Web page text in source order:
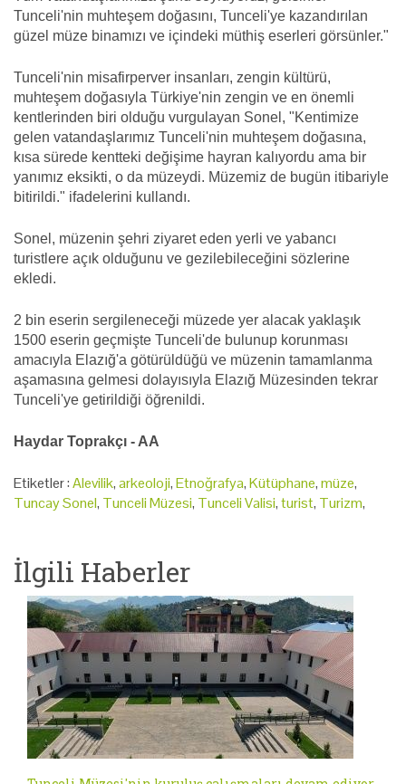
Tunceli'nin muhteşem doğasını, Tunceli'ye kazandırılan
güzel müze binamızı ve içindeki müthiş eserleri görsünler."
Tunceli'nin misafirperver insanları, zengin kültürü,
muhteşem doğasıyla Türkiye'nin zengin ve en önemli
kentlerinden biri olduğu vurgulayan Sonel, "Kentimize
gelen vatandaşlarımız Tunceli'nin muhteşem doğasına,
kısa sürede kentteki değişime hayran kalıyordu ama bir
yanımız eksikti, o da müzeydi. Müzemiz de bugün itibariyle
bitirildi." ifadelerini kullandı.
Sonel, müzenin şehri ziyaret eden yerli ve yabancı
turistlere açık olduğunu ve gezilebileceğini sözlerine
ekledi.
2 bin eserin sergileneceği müzede yer alacak yaklaşık
1500 eserin geçmişte Tunceli'de bulunup korunması
amacıyla Elazığ'a götürüldüğü ve müzenin tamamlanma
aşamasına gelmesi dolayısıyla Elazığ Müzesinden tekrar
Tunceli'ye getirildiği öğrenildi.
Haydar Toprakçı - AA
Etiketler :Alevilik,arkeoloji,Etnoğrafya,Kütüphane,müze,
Tuncay Sonel, Tunceli Müzesi, Tunceli Valisi,turist, Turizm,
İlgili Haberler